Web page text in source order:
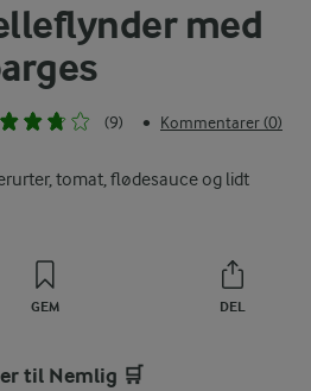
med
(9) • Kommentarer (0)
tomat, flødesauce og lidt
GEM DEL
til Nemlig 🛒